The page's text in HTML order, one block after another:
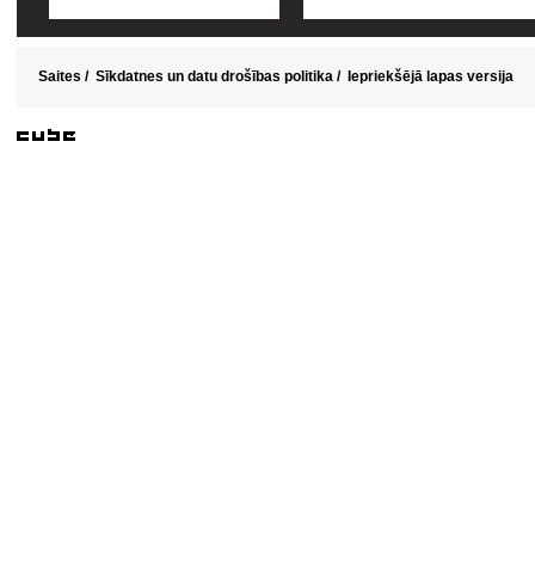
Saites / Sīkdatnes un datu drošības politika / Iepriekšējā lapas versija